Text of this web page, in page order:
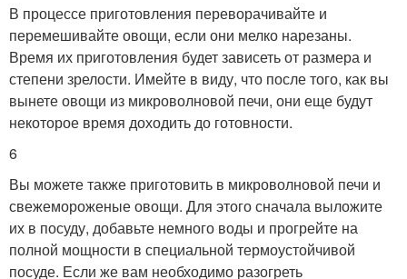
В процессе приготовления переворачивайте и
перемешивайте овощи, если они мелко нарезаны.
Время их приготовления будет зависеть от размера и
степени зрелости. Имейте в виду, что после того, как вы
вынете овощи из микроволновой печи, они еще будут
некоторое время доходить до готовности.
6
Вы можете также приготовить в микроволновой печи и
свежемороженые овощи. Для этого сначала выложите
их в посуду, добавьте немного воды и прогрейте на
полной мощности в специальной термоустойчивой
посуде. Если же вам необходимо разогреть